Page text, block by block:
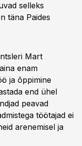
selleks
täna Paides
Mart
enam
ja õppimine
end ühel
peavad
töötajad ei
arenemisel ja